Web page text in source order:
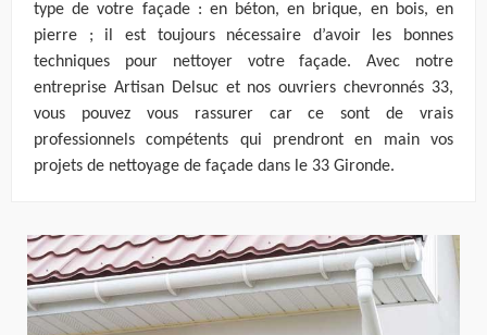
type de votre façade : en béton, en brique, en bois, en
pierre ; il est toujours nécessaire d’avoir les bonnes
techniques pour nettoyer votre façade. Avec notre
entreprise Artisan Delsuc et nos ouvriers chevronnés 33,
vous pouvez vous rassurer car ce sont de vrais
professionnels compétents qui prendront en main vos
projets de nettoyage de façade dans le 33 Gironde.